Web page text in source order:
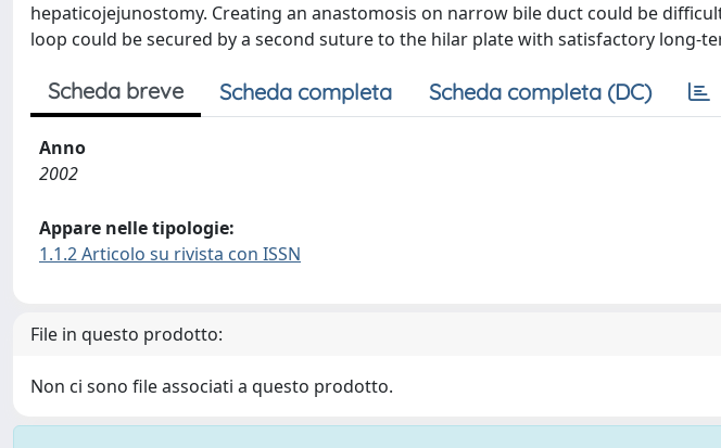
hepaticojejunostomy. Creating an anastomosis on narrow bile duct could be
loop could be secured by a second suture to the hilar plate with satisfactory long-
Scheda breve Scheda completa Scheda completa (DC)
Anno
2002
Appare nelle tipologie:
1.1.2 Articolo su rivista con ISSN
File in questo prodotto:
Non ci sono file associati a questo prodotto.